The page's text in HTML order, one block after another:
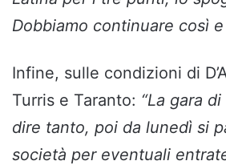
Dobbiamo continuare così e
Infine, sulle condizioni di
Turris e Taranto: “La gara
dire tanto, poi da lunedì si
società per eventuali